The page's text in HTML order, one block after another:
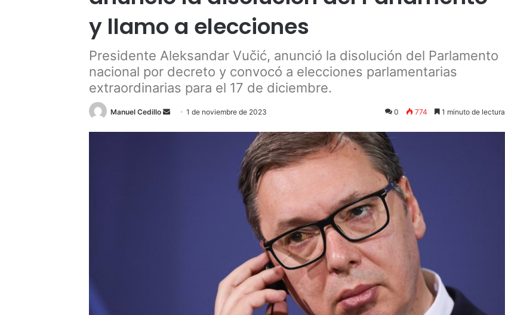
y llamo a elecciones
Presidente Aleksandar Vučić, anunció la disolución del Parlamento
nacional por decreto y convocó a elecciones parlamentarias
extraordinarias para el 17 de diciembre.
Manuel Cedillo
Send1 de noviembre de 2023 0 774 1 minuto de lectura